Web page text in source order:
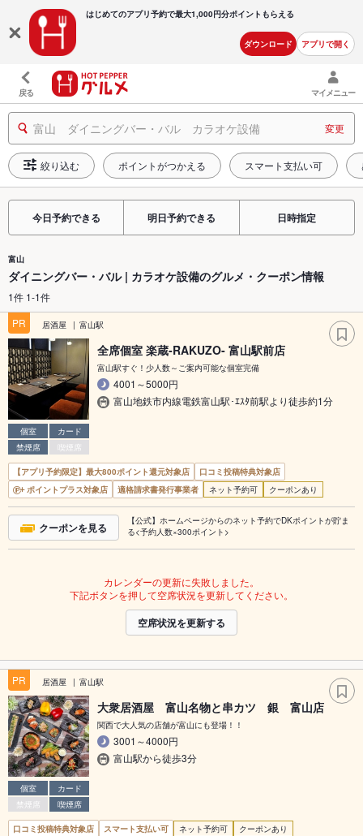
はじめてのアプリ予約で最大1,000円分ポイントもらえる
ダウンロード アプリで開く
戻る マイメニュー
富山 ダイニングバー・バル カラオケ設備 変更
絞り込む ポイントがつかえる スマート支払い可
今日予約できる 明日予約できる 日時指定
富山
ダイニングバー・バル | カラオケ設備のグルメ・クーポン情報
1件 1-1件
PR
居酒屋 富山駅
個室
カード
禁煙席
喫煙席
全席個室 楽蔵‐RAKUZO‐ 富山駅前店
富山駅すぐ！少人数～ご案内可能な個室完備
4001～5000円
富山地鉄市内線電鉄富山駅･ｴｽﾀ前駅より徒歩約1分
【アプリ予約限定】最大800ポイント還元対象店
口コミ投稿特典対象店
ポイントプラス対象店
適格請求書発行事業者 ネット予約可 クーポンあり
クーポンを見る
【公式】ホームページからのネット予約でDKポイントが貯ま
る<予約人数×300ポイント>
カレンダーの更新に失敗しました。
下記ボタンを押して空席状況を更新してください。
空席状況を更新する
PR 居酒屋 富山駅
個室
カード
禁煙席
喫煙席
大衆居酒屋 富山名物と串カツ 銀 富山店
関西で大人気の店舗が富山にも登場！！
3001～4000円
富山駅から徒歩3分
口コミ投稿特典対象店 スマート支払い可 ネット予約可 クーポンあり